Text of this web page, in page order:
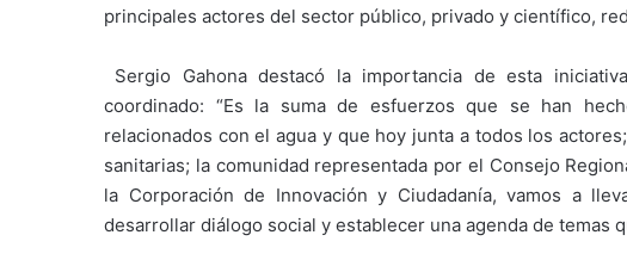
principales actores del sector público, privado y científico,
Sergio Gahona destacó la importancia de esta
coordinado: “Es la suma de esfuerzos que se han
relacionados con el agua y que hoy junta a todos los
sanitarias; la comunidad representada por el Consejo
la Corporación de Innovación y Ciudadanía, vamos a
desarrollar diálogo social y establecer una agenda de temas